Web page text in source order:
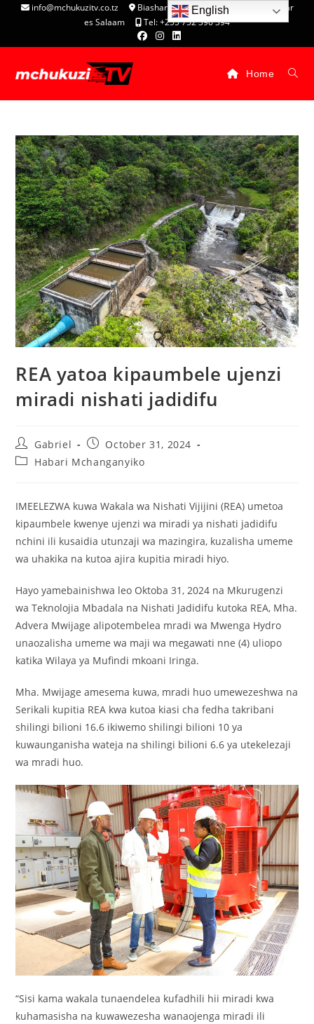
info@mchukuzitv.co.tz
Biashara Complex - P.O. Box 25074, Dar
es Salaam
Tel: +255 752 396 394
Home
REA yatoa kipaumbele ujenzi
miradi nishati jadidifu
Gabriel
October 31, 2024
Habari Mchanganyiko
IMEELEZWA kuwa Wakala wa Nishati Vijijini (REA) umetoa
kipaumbele kwenye ujenzi wa miradi ya nishati jadidifu
nchini ili kusaidia utunzaji wa mazingira, kuzalisha umeme
wa uhakika na kutoa ajira kupitia miradi hiyo.
Hayo yamebainishwa leo Oktoba 31, 2024 na Mkurugenzi
wa Teknolojia Mbadala na Nishati Jadidifu kutoka REA, Mha.
Advera Mwijage alipotembelea mradi wa Mwenga Hydro
unaozalisha umeme wa maji wa megawati nne (4) uliopo
katika Wilaya ya Mufindi mkoani Iringa.
Mha. Mwijage amesema kuwa, mradi huo umewezeshwa na
Serikali kupitia REA kwa kutoa kiasi cha fedha takribani
shilingi bilioni 16.6 ikiwemo shilingi bilioni 10 ya
kuwaunganisha wateja na shilingi bilioni 6.6 ya utekelezaji
wa mradi huo.
“Sisi kama wakala tunaendelea kufadhili hii miradi kwa
kuhamasisha na kuwawezesha wanaojenga miradi ili
English